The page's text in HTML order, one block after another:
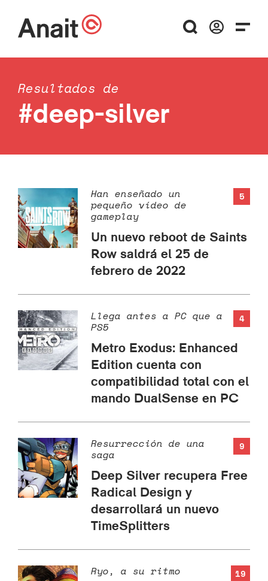
Resultados de
#deep-silver
5
Han enseñado un
pequeño vídeo de
gameplay
Un nuevo reboot de Saints
Row saldrá el 25 de
febrero de 2022
4
Llega antes a PC que a
PS5
Metro Exodus: Enhanced
Edition cuenta con
compatibilidad total con el
mando DualSense en PC
9
Resurrección de una
saga
Deep Silver recupera Free
Radical Design y
desarrollará un nuevo
TimeSplitters
19
Ryo, a su ritmo